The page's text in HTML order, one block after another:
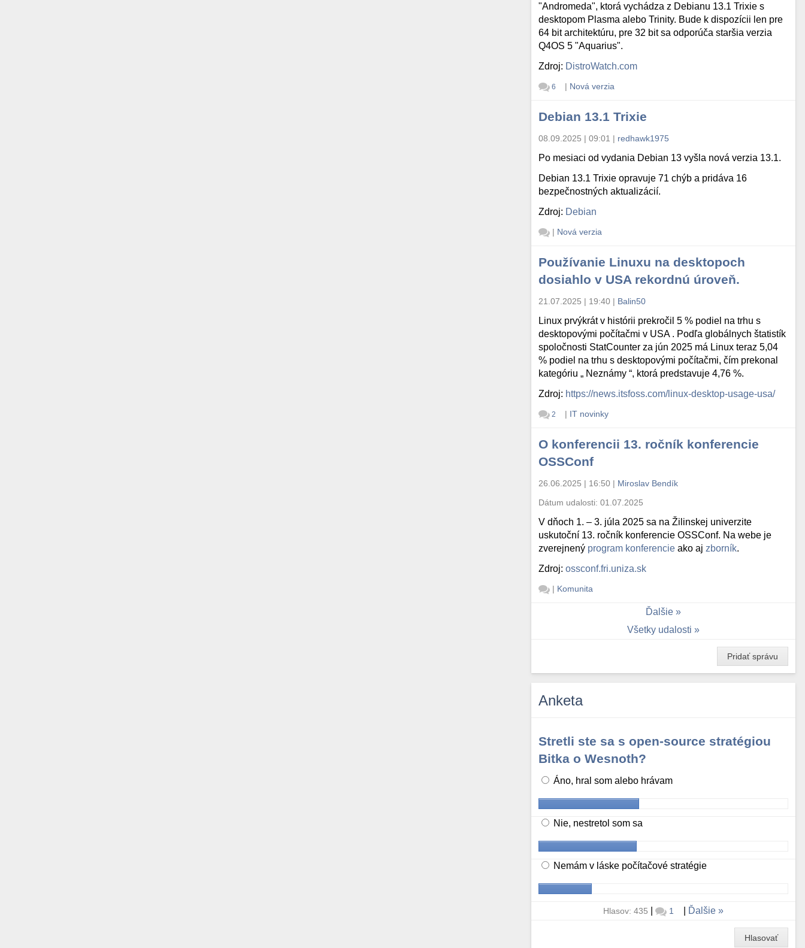
"Andromeda", ktorá vychádza z Debianu 13.1 Trixie s
desktopom Plasma alebo Trinity. Bude k dispozícii len pre
64 bit architektúru, pre 32 bit sa odporúča staršia verzia
Q4OS 5 "Aquarius".
Zdroj: DistroWatch.com
6 | Nová verzia
Debian 13.1 Trixie
08.09.2025 | 09:01 | redhawk1975
Po mesiaci od vydania Debian 13 vyšla nová verzia 13.1.
Debian 13.1 Trixie opravuje 71 chýb a pridáva 16
bezpečnostných aktualizácií.
Zdroj: Debian
| Nová verzia
Používanie Linuxu na desktopoch
dosiahlo v USA rekordnú úroveň.
21.07.2025 | 19:40 | Balin50
Linux prvýkrát v histórii prekročil 5 % podiel na trhu s
desktopovými počítačmi v USA . Podľa globálnych štatistík
spoločnosti StatCounter za jún 2025 má Linux teraz 5,04
% podiel na trhu s desktopovými počítačmi, čím prekonal
kategóriu „ Neznámy “, ktorá predstavuje 4,76 %.
Zdroj: https://news.itsfoss.com/linux-desktop-usage-usa/
2 | IT novinky
O konferencii 13. ročník konferencie
OSSConf
26.06.2025 | 16:50 | Miroslav Bendík
Dátum udalosti:01.07.2025
V dňoch 1. – 3. júla 2025 sa na Žilinskej univerzite
uskutoční 13. ročník konferencie OSSConf. Na webe je
zverejnený program konferencie ako aj zborník.
Zdroj:ossconf.fri.uniza.sk
| Komunita
Ďalšie
Všetky udalosti
Pridať správu
Anketa
Stretli ste sa s open-source stratégiou
Bitka o Wesnoth?
Áno, hral som alebo hrávam
Nie, nestretol som sa
Nemám v láske počítačové stratégie
Hlasov: 435 | 1 Ďalšie
Hlasovať